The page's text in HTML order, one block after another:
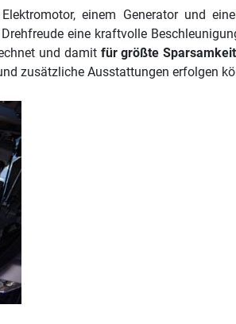
einem Generator und
eine kraftvolle
und damit für größte Sparsamkeit
zusätzliche Ausstattungen erfolgen